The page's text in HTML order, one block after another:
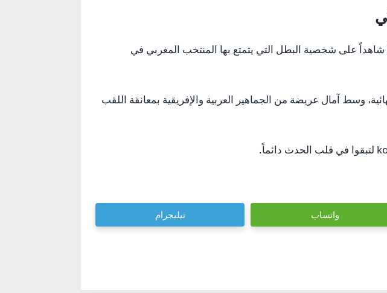
على شخصية البطل التي يتمتع بها المنتخب المغربي في
النهائية، وسط آمال عريضة من الجماهير العربية والإفريقية بمعانقة اللقب
واتساب تيليجرام